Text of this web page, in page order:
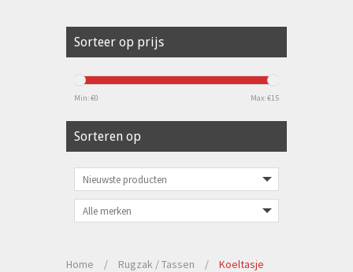
Sorteer op prijs
Min: €0 Max: €15
Sorteren op
Home / Rugzak / Tassen / Koeltasje